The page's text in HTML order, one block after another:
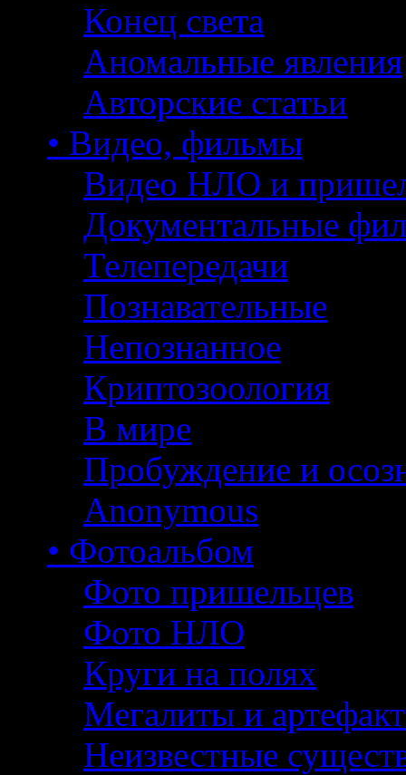
Конец света
Аномальные явления
Авторские статьи
• Видео, фильмы
Видео НЛО и
Документальные
Телепередачи
Познавательные
Непознанное
Криптозоология
В мире
Пробуждение и
Anonymous
• Фотоальбом
Фото пришельцев
Фото НЛО
Круги на полях
Мегалиты и
Неизвестные